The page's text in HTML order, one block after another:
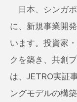
日本、シンガ
に、新規事業開
います。投資家
クを築き、共創
は、JETRO実証
ングモデルの構